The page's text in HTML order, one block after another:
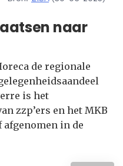
naar
de regionale
is het
zzp’ers en het MKB
afgenomen in de